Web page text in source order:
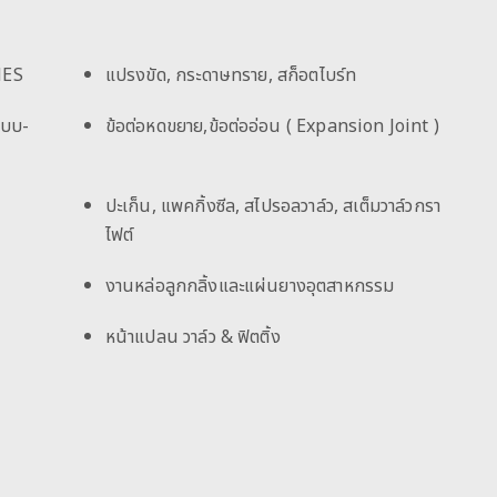
แปรงขัด, กระดาษทราย, สก็อตไบร์ท
บ-
ข้อต่อหดขยาย,ข้อต่ออ่อน ( Expansion Joint )
ปะเก็น, แพคกิ้งซีล, สไปรอลวาล์ว, สเต็มวาล์วกรา
ไฟต์
งานหล่อลูกกลิ้งและแผ่นยางอุตสาหกรรม
หน้าแปลน วาล์ว & ฟิตติ้ง